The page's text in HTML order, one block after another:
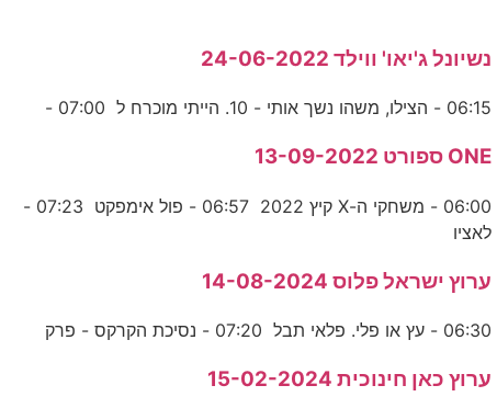
נשיונל ג'יאו' ווילד 24-06-2022
06:15 - הצילו, משהו נשך אותי - 10. הייתי מוכרח ל 07:00 -
ONE ספורט 13-09-2022
06:00 - משחקי ה-X קיץ 2022 06:57 - פול אימפקט 07:23 -
לאציו
ערוץ ישראל פלוס 14-08-2024
06:30 - עץ או פלי. פלאי תבל 07:20 - נסיכת הקרקס - פרק
ערוץ כאן חינוכית 15-02-2024